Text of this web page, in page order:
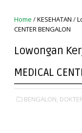
Home /KESEHATAN /
CENTER BENGALON
Lowongan
MEDICAL
BENGALON,